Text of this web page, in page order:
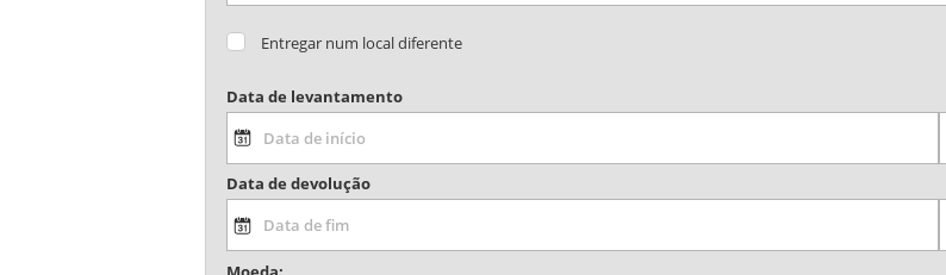
Entregar num local diferente
Data de levantamento
Data de devolução